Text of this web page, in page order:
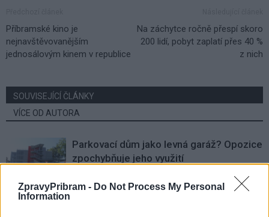
ZpravyPribram - Do Not Process My Personal
Information
Příbramské kino je
nejnavštěvovanějším
jednosálovým kinem v republice
Na záchytce ročně přespí skoro
200 lidí, pobyt zaplatí přes 40 %
z nich
SOUVISEJÍCÍ ČLÁNKY
VÍCE OD AUTORA
Parkovací dům jako levná garáž? Opozice
zpochybňuje jeho využití